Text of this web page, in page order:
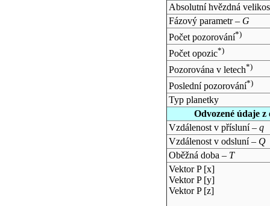
Absolutní hvězdná
Fázový parametr – G
Počet pozorování*)
Počet opozic*)
Pozorována v letech*)
Poslední pozorování*)
Typ planetky
Odvozené údaje
Vzdálenost v přísluní – q
Vzdálenost v odsluní – Q
Oběžná doba – T
Vektor P [x]
Vektor P [y]
Vektor P [z]